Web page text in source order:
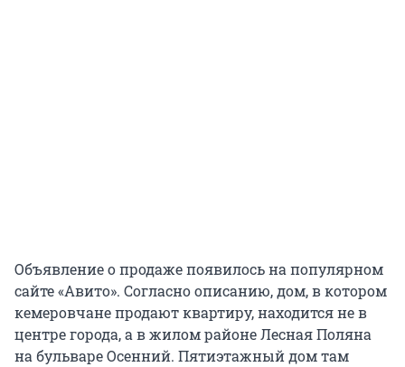
Объявление о продаже появилось на популярном
сайте «Авито». Согласно описанию, дом, в котором
кемеровчане продают квартиру, находится не в
центре города, а в жилом районе Лесная Поляна
на бульваре Осенний. Пятиэтажный дом там